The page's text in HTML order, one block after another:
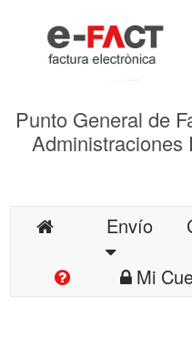
Punto General de
Administraciones
Envío
Mi